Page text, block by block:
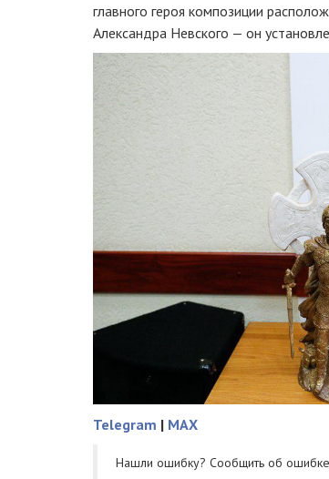
главного героя композиции
Александра Невского — он
Telegram | MAX
Нашли ошибку? Cообщить об